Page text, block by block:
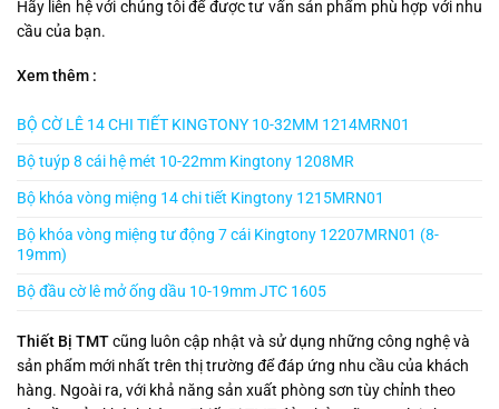
Hãy liên hệ với chúng tôi để được tư vấn sản phẩm phù hợp với nhu
cầu của bạn.
Xem thêm :
BỘ CỜ LÊ 14 CHI TIẾT KINGTONY 10-32MM 1214MRN01
Bộ tuýp 8 cái hệ mét 10-22mm Kingtony 1208MR
Bộ khóa vòng miệng 14 chi tiết Kingtony 1215MRN01
Bộ khóa vòng miệng tư động 7 cái Kingtony 12207MRN01 (8-
19mm)
Bộ đầu cờ lê mở ống dầu 10-19mm JTC 1605
Thiết Bị TMTcũng luôn cập nhật và sử dụng những công nghệ và
sản phẩm mới nhất trên thị trường để đáp ứng nhu cầu của khách
hàng. Ngoài ra, với khả năng sản xuất phòng sơn tùy chỉnh theo